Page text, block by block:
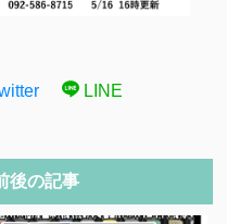
LINE
後の記事